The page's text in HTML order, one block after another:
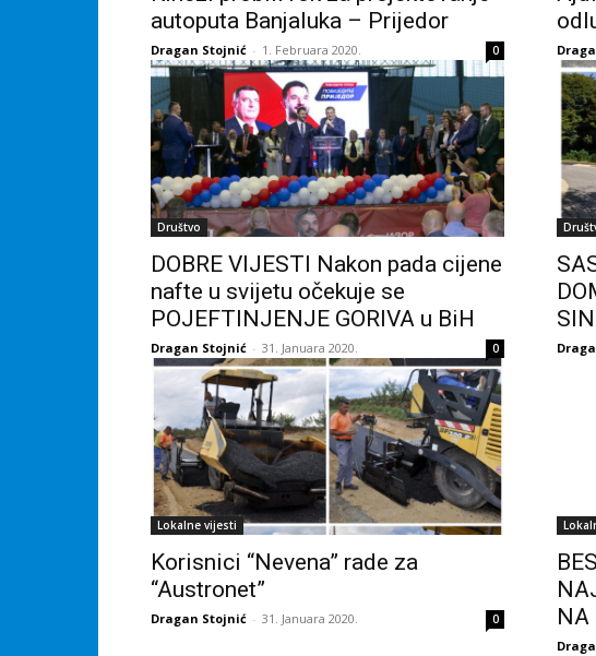
autoputa Banjaluka – Prijedor
Dragan Stojnić - 1. Februara 2020. 0
Društvo
DOBRE VIJESTI Nakon pada cijene
nafte u svijetu očekuje se
POJEFTINJENJE GORIVA u BiH
Dragan Stojnić - 31. Januara 2020. 0
Lokalne vijesti
Korisnici “Nevena” rade za
“Austronet”
Dragan Stojnić - 31. Januara 2020. 0
NA